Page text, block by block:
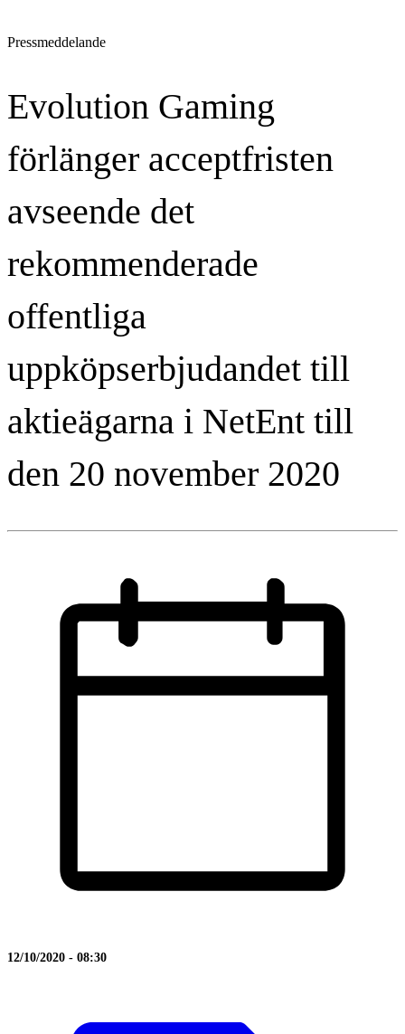
Pressmeddelande
Evolution Gaming
förlänger acceptfristen
avseende det
rekommenderade
offentliga
uppköpserbjudandet till
aktieägarna i NetEnt till
den 20 november 2020
12/10/2020 - 08:30